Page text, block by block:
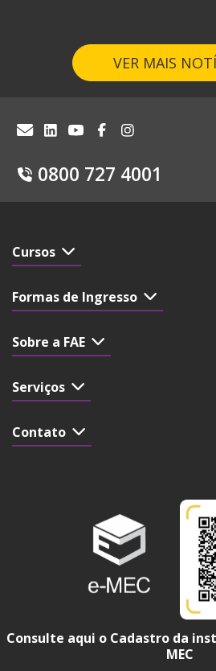
VER MAIS
0800 727 4001
Cursos
Formas de Ingresso
Sobre a FAE
Serviços
Contato
Consulte aqui o Cadastro da
MEC